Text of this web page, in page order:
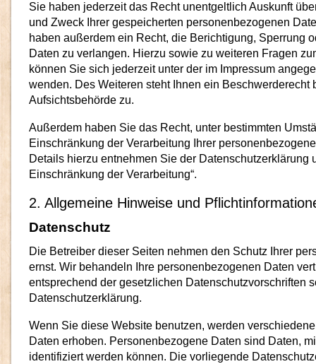
Sie haben jederzeit das Recht unentgeltlich Auskunft
und Zweck Ihrer gespeicherten personenbezogenen
haben außerdem ein Recht, die Berichtigung, Sperrung
Daten zu verlangen. Hierzu sowie zu weiteren Fragen
können Sie sich jederzeit unter der im Impressum
wenden. Des Weiteren steht Ihnen ein Beschwerderecht
Aufsichtsbehörde zu.
Außerdem haben Sie das Recht, unter bestimmten
Einschränkung der Verarbeitung Ihrer
Details hierzu entnehmen Sie der Datenschutzerklärung
Einschränkung der Verarbeitung“.
2. Allgemeine Hinweise und
Datenschutz
Die Betreiber dieser Seiten nehmen den Schutz Ihrer
ernst. Wir behandeln Ihre personenbezogenen Daten
entsprechend der gesetzlichen Datenschutzvorschriften
Datenschutzerklärung.
Wenn Sie diese Website benutzen, werden
Daten erhoben. Personenbezogene Daten sind Daten,
identifiziert werden können. Die vorliegende